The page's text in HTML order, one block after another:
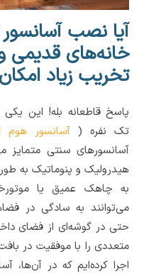
آیا نصب
خانه‌های
تخریب زیاد
پاسخ قاطعانه بله! این یکی
تک نفره ( آسانسور هوم
آسانسورهای سنتی متمایز
هیدرولیک و پنوماتیک به
به چاهک عمیق یا
می‌توانند به سادگی در
حتی در گوشه‌ای از فضای
متعددی را با موفقیت در
اجرا کرده‌ایم که در آن‌ها،